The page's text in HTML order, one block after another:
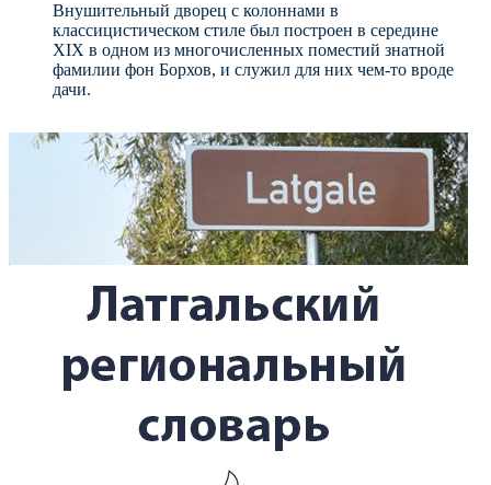
Внушительный дворец с колоннами в
классицистическом стиле был построен в середине
XIX в одном из многочисленных поместий знатной
фамилии фон Борхов, и служил для них чем-то вроде
дачи.